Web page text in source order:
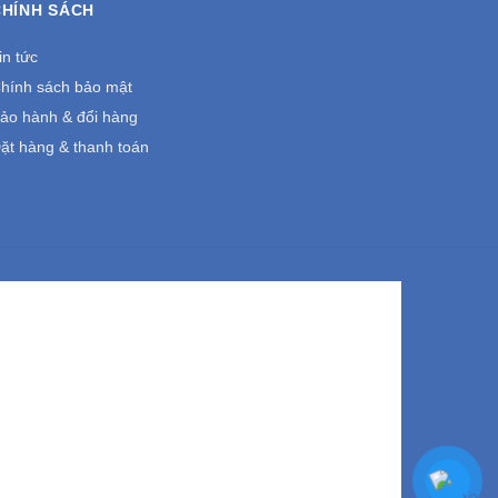
SÁCH
tức
sách bảo mật
hành & đổi hàng
hàng & thanh toán